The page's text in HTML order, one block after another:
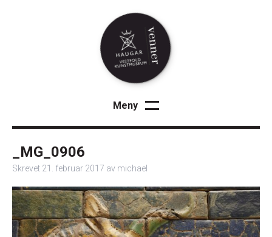
Meny
Velkommen
Arrangementer
Medlemskap
_MG_0906
Skrevet 21. februar 2017 av michael